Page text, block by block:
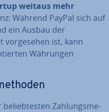
weitaus mehr
Während PayPal sich auf
ein Ausbau der
vor­ge­se­hen ist, kann
Währungen
be­lieb­tes­ten Zah­lungs­me­